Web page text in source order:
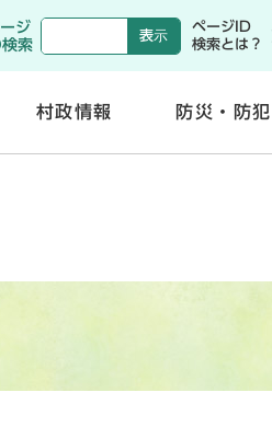
ジ
検索
ページID
検索とは？
村政情報 防災・防犯